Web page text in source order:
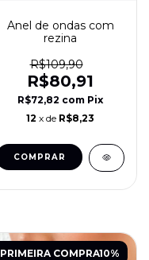
Anel de ondas com
rezina
R$109,90
R$80,91
R$72,82 com Pix
12 x de R$8,23
COMPRAR
PRIMEIRA COMPRA10%